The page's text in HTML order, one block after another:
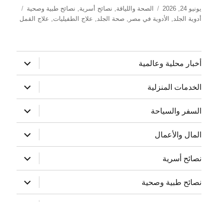
نُشرت
في
يونيو 24, 2026 التصنيفات
الصحة واللياقة, نصائح أسرية, نصائح طبية وصحية
أدوية الجلد, الأدوية في مصر , صحة الجلد, علاج الطفيليات, علاج القمل
أخبار محلية وعالمية
توسيع
القائمة
الفرعية
الخدمات المنزلية
توسيع
القائمة
الفرعية
السفر والسياحة
توسيع
القائمة
الفرعية
المال والأعمال
توسيع
القائمة
الفرعية
نصائح أسرية
توسيع
القائمة
الفرعية
نصائح طبية وصحية
توسيع
القائمة
الفرعية